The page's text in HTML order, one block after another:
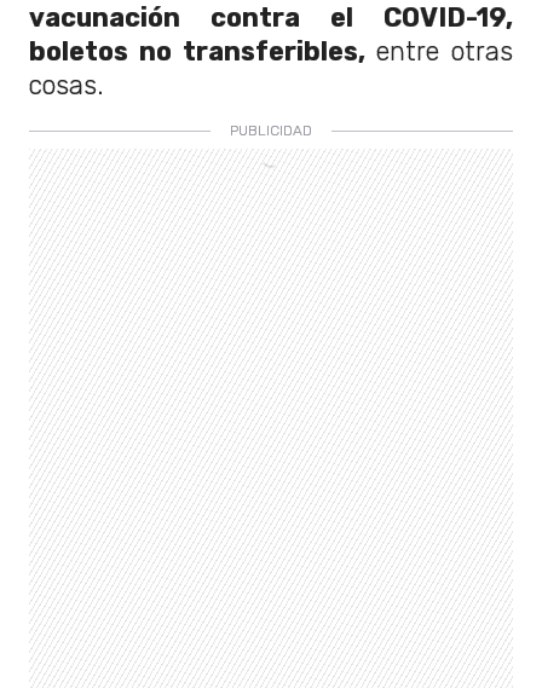
vacunación contra el COVID-19,
boletos no transferibles,entre otras
cosas.